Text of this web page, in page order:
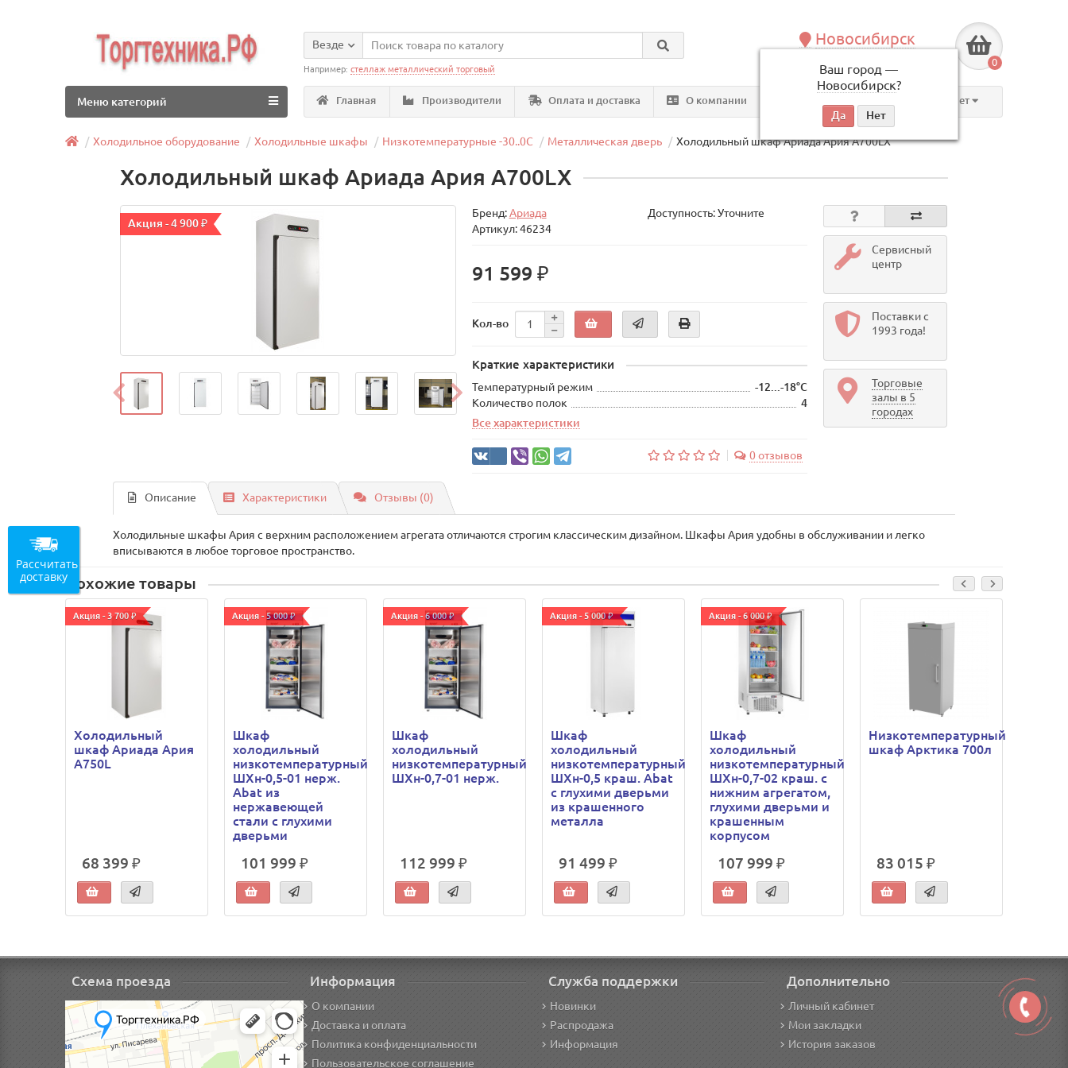
Новосибирск
Ваш город —
Новосибирск?
по будням, с 09:00 до 18:00
0
Везде
Например:стеллаж металлический торговый
Главная Производители Оплата и доставка О компании Личный кабинет
Меню категорий
Холодильное оборудование Холодильные шкафы Низкотемпературные -30..0C Металлическая дверь Холодильный шкаф Ариада Ария A700LX
Холодильный шкаф Ариада Ария A700LX
Акция - 4 900 ₽
Бренд:Ариада
Доступность: Уточните
Артикул: 46234
91 599 ₽
Кол-во
Краткие характеристики
Температурный режим
-12...-18°С
Количество полок
4
Все характеристики
0 отзывов
Сервисный
центр
Поставки с
1993 года!
Торговые
залы в 5
городах
Описание Характеристики Отзывы (0)
Холодильные шкафы Ария с верхним расположением агрегата отличаются строгим классическим дизайном. Шкафы Ария удобны в обслуживании и легко
вписываются в любое торговое пространство.
Похожие товары
Акция - 3 700 ₽
Холодильный
шкаф Ариада Ария
A750L
68 399 ₽
Акция - 5 000 ₽
Шкаф
холодильный
низкотемпературный
ШХн-0,5-01 нерж.
Abat из
нержавеющей
стали с глухими
дверьми
101 999 ₽
Акция - 6 000 ₽
Шкаф
холодильный
низкотемпературный
ШХн-0,7-01 нерж.
112 999 ₽
Акция - 5 000 ₽
Шкаф
холодильный
низкотемпературный
ШХн-0,5 краш. Abat
с глухими дверьми
из крашенного
металла
91 499 ₽
Акция - 6 000 ₽
Шкаф
холодильный
низкотемпературный
ШХн-0,7-02 краш. с
нижним агрегатом,
глухими дверьми и
крашенным
корпусом
107 999 ₽
Низкотемпературный
шкаф Арктика 700л
83 015 ₽
Схема проезда Информация
О компании
Доставка и оплата
Политика конфиденциальности
Пользовательское соглашение
Служба поддержки
Новинки
Распродажа
Информация
Дополнительно
Личный кабинет
Мои закладки
История заказов
Рассчитать
доставку